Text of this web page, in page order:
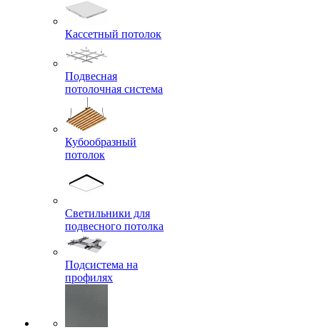
Кассетный потолок
Подвесная
потолочная система
Кубообразный
потолок
Светильники для
подвесного потолка
Подсистема на
профилях